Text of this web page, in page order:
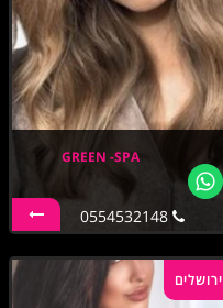
GREEN -SPA
0554532148
ירושלים